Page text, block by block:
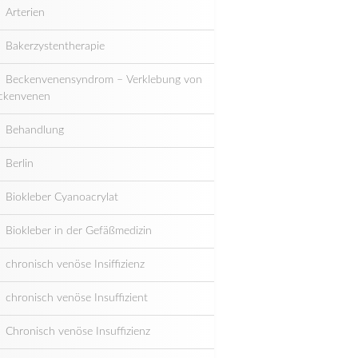
Arterien
Bakerzystentherapie
Beckenvenensyndrom – Verklebung von
Behandlung
Berlin
Biokleber Cyanoacrylat
Biokleber in der Gefäßmedizin
chronisch venöse Insiffizienz
chronisch venöse Insuffizient
Chronisch venöse Insuffizienz